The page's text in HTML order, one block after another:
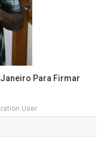
Para Firmar
User